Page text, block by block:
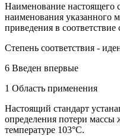
Наименование настоящего
наименования указанного
приведения в
Степень соответствия -
6 Введен впервые
1 Область применения
Настоящий стандарт
определения потери массы
температуре 103°С.